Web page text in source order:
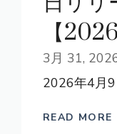
【2026
3月 31,
2026年4月9
READ MORE